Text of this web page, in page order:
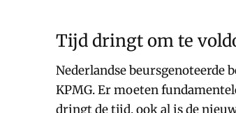
Tijd dringt om te
Nederlandse
KPMG. Er moeten
dringt de tijd, ook al is de